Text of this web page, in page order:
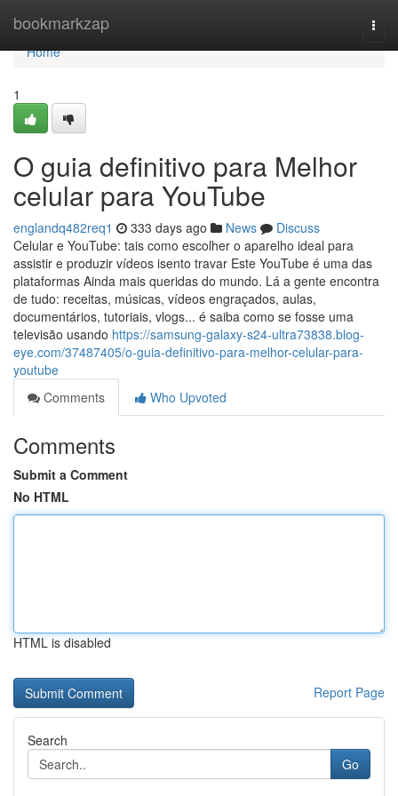
bookmarkzap
Home
Home
1
O guia definitivo para Melhor
celular para YouTube
englandq482req1 333 days ago News
Discuss
Celular e YouTube: tais como escolher o aparelho ideal para
assistir e produzir vídeos isento travar Este YouTube é uma das
plataformas Ainda mais queridas do mundo. Lá a gente encontra
de tudo: receitas, músicas, vídeos engraçados, aulas,
documentários, tutoriais, vlogs... é saiba como se fosse uma
televisão usando https://samsung-galaxy-s24-ultra73838.blog-
eye.com/37487405/o-guia-definitivo-para-melhor-celular-para-
youtube
Comments
Who Upvoted
Comments
Submit a Comment
No HTML
HTML is disabled
Report Page
Search
Go